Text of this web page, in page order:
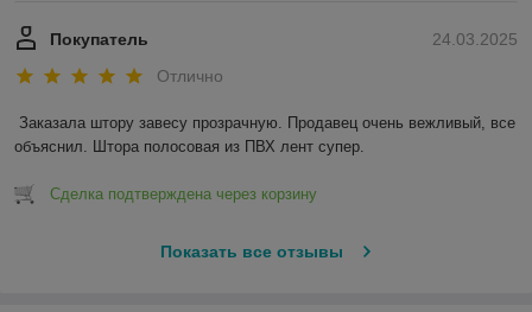
24.03.2025
Покупатель
Отлично
Заказала штору завесу прозрачную. Продавец очень вежливый, все
объяснил. Штора полосовая из ПВХ лент супер.
Сделка подтверждена через корзину
Показать все отзывы